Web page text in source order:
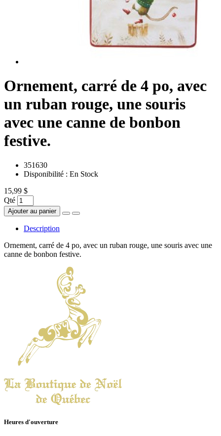
Ornement, carré de 4 po, avec
un ruban rouge, une souris
avec une canne de bonbon
festive.
351630
Disponibilité : En Stock
15,99 $
Qté
Ajouter au panier
Description
Ornement, carré de 4 po, avec un ruban rouge, une souris avec une
canne de bonbon festive.
Heures d'ouverture